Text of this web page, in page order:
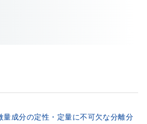
量成分の定性・定量に不可欠な分離分